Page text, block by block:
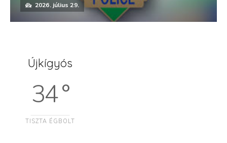
2026. július 29.
Újkígyós
34 °
TISZTA ÉGBOLT